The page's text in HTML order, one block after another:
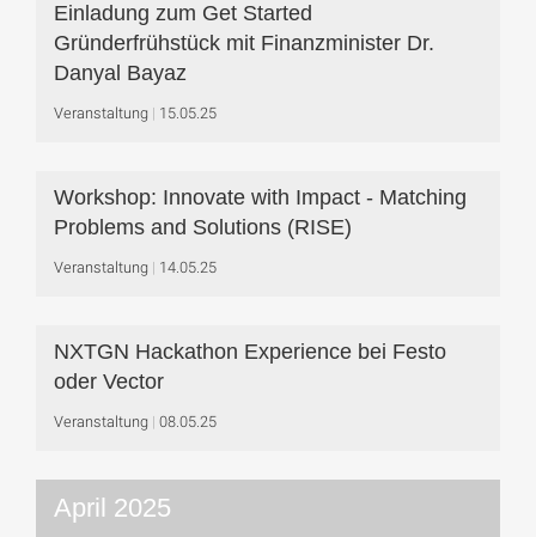
Einladung zum Get Started
Gründerfrühstück mit Finanzminister Dr.
Danyal Bayaz
Veranstaltung 15.05.25
Workshop: Innovate with Impact - Matching
Problems and Solutions (RISE)
Veranstaltung 14.05.25
NXTGN Hackathon Experience bei Festo
oder Vector
Veranstaltung 08.05.25
April 2025